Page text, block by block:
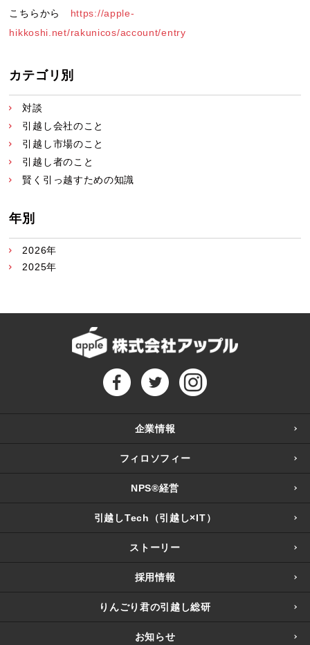
こちらから https://apple-
hikkoshi.net/rakunicos/account/entry
カテゴリ別
対談
引越し会社のこと
引越し市場のこと
引越し者のこと
賢く引っ越すための知識
年別
2026年
2025年
企業情報
フィロソフィー
NPS®経営
引越しTech（引越し×IT）
ストーリー
採用情報
りんごり君の引越し総研
お知らせ